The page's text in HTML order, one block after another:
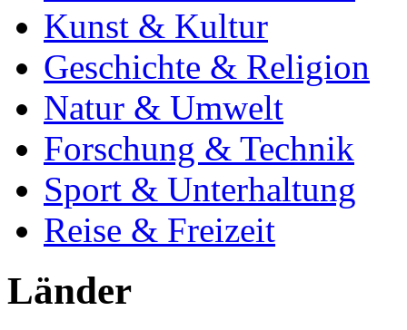
Kunst & Kultur
Geschichte & Religion
Natur & Umwelt
Forschung & Technik
Sport & Unterhaltung
Reise & Freizeit
Länder